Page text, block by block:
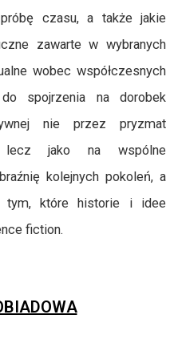
czasu, a także jakie
zawarte w wybranych
wobec współczesnych
spojrzenia na dorobek
nie przez pryzmat
lecz jako na wspólne
kolejnych pokoleń, a
tym, które historie i idee
fiction.